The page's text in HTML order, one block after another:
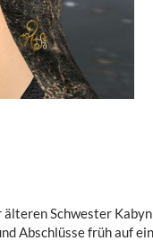
Schwester
Abschlüsse früh auf